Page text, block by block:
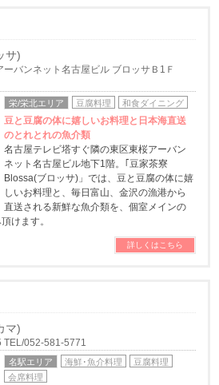
サ)
バンネット名古屋ビル ブロッサＢ1Ｆ
栄/栄北エリア 豆腐料理 和食ダイニング
豆と豆腐の体に嬉しいお料理と日本海直送
のとれとれの魚介類
名古屋テレビ塔すぐ隣の東区東桜アーバン
ネット名古屋ビル地下1階。｢豆家茶寮
Blossa(ブロッサ)」では、豆と豆腐の体に嬉
しいお料理と、毎日富山、金沢の漁港から
直送される新鮮な魚介類を、個室メインの
けます。
詳しくはこちら
マ)
TEL/052-581-5771
名駅エリア 海鮮･魚介料理
豆腐料理
会席料理